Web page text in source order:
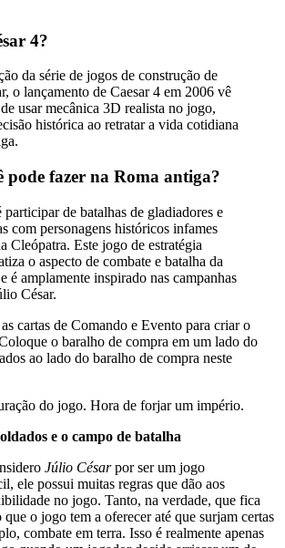
4?
da série de jogos de construção de
o lançamento de Caesar 4 em 2006 vê
usar mecânica 3D realista no jogo,
histórica ao retratar a vida cotidiana
pode fazer na Roma antiga?
participar de batalhas de gladiadores e
com personagens históricos infames
Cleópatra. Este jogo de estratégia
o aspecto de combate e batalha da
é amplamente inspirado nas campanhas
César.
cartas de Comando e Evento para criar o
o baralho de compra em um lado do
ao lado do baralho de compra neste
do jogo. Hora de forjar um império.
e o campo de batalha
Júlio Césarpor ser um jogo
ele possui muitas regras que dão aos
no jogo. Tanto, na verdade, que fica
o jogo tem a oferecer até que surjam certas
combate em terra. Isso é realmente apenas